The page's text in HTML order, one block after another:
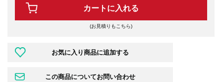
カートに入れる
(お見積りもこちら)